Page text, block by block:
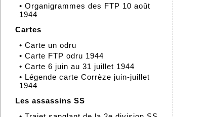
• Organigrammes des FTP 10 août
1944
Cartes
• Carte un odru
• Carte FTP odru 1944
• Carte 6 juin au 31 juillet 1944
• Légende carte Corrèze juin-juillet
1944
Les assassins SS